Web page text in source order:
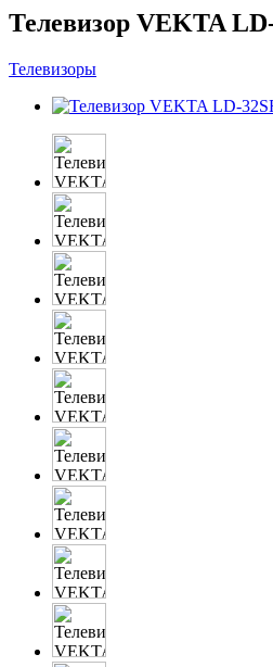
Телевизор VEKTA
Телевизоры